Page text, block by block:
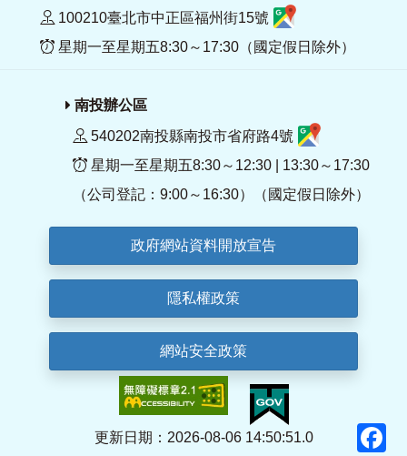
100210臺北市中正區福州街15號
星期一至星期五8:30～17:30（國定假日除外）
南投辦公區
540202南投縣南投市省府路4號
星期一至星期五8:30～12:30 | 13:30～17:30
（公司登記：9:00～16:30）（國定假日除外）
政府網站資料開放宣告
隱私權政策
網站安全政策
更新日期：2026-08-06 14:50:51.0